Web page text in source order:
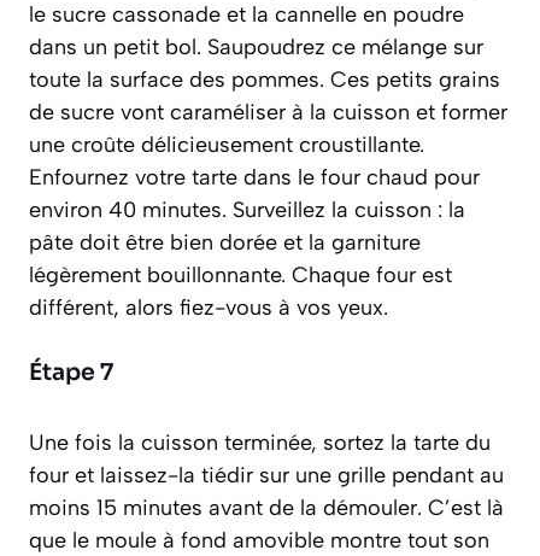
le sucre cassonade et la cannelle en poudre
dans un petit bol. Saupoudrez ce mélange sur
toute la surface des pommes. Ces petits grains
de sucre vont caraméliser à la cuisson et former
une croûte délicieusement croustillante.
Enfournez votre tarte dans le four chaud pour
environ 40 minutes. Surveillez la cuisson : la
pâte doit être bien dorée et la garniture
légèrement bouillonnante. Chaque four est
différent, alors fiez-vous à vos yeux.
Étape 7
Une fois la cuisson terminée, sortez la tarte du
four et laissez-la tiédir sur une grille pendant au
moins 15 minutes avant de la démouler. C’est là
que le moule à fond amovible montre tout son